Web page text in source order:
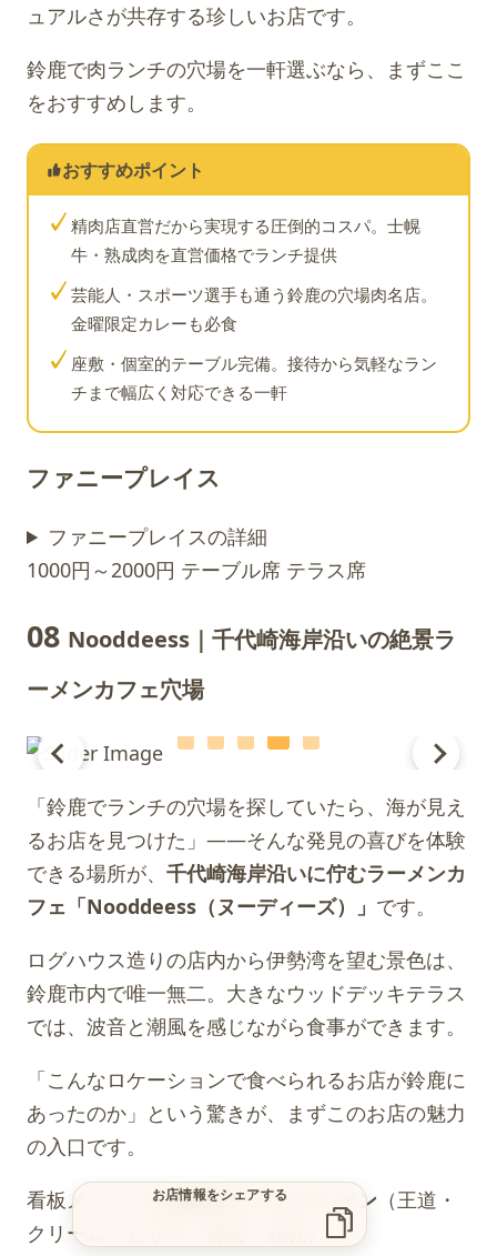
ュアルさが共存する珍しいお店です。
鈴鹿で肉ランチの穴場を一軒選ぶなら、まずここ
をおすすめします。
おすすめポイント
✓精肉店直営だから実現する圧倒的コスパ。士幌
牛・熟成肉を直営価格でランチ提供
✓芸能人・スポーツ選手も通う鈴鹿の穴場肉名店。
金曜限定カレーも必食
✓ 座敷・個室的テーブル完備。接待から気軽なラン
チまで幅広く対応できる一軒
ファニープレイス
ファニープレイスの詳細
1000円～2000円 テーブル席 テラス席
08 Nooddeess｜千代崎海岸沿いの絶景ラ
ーメンカフェ穴場
「鈴鹿でランチの穴場を探していたら、海が見え
るお店を見つけた」——そんな発見の喜びを体験
できる場所が、 千代崎海岸沿いに佇むラーメンカ
フェ「Nooddeess（ヌーディーズ）」 です。
ログハウス造りの店内から伊勢湾を望む景色は、
鈴鹿市内で唯一無二。大きなウッドデッキテラス
では、波音と潮風を感じながら食事ができます。
「こんなロケーションで食べられるお店が鈴鹿に
あったのか」という驚きが、まずこのお店の魅力
の入口です。
看板メニューは5種類のトマトラーメン （王道・
クリーム・ピリ辛・海老・豆乳）。
お店情報をシェアする